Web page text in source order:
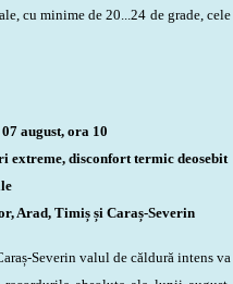
cu minime de 20...24 de grade, cele
august, ora 10
extreme, disconfort termic deosebit
Arad, Timiș și Caraș-Severin
Severin valul de căldură intens va